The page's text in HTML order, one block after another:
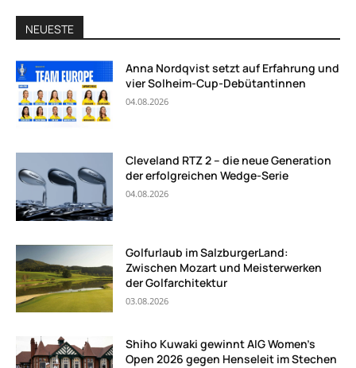
NEUESTE
Anna Nordqvist setzt auf Erfahrung und
vier Solheim-Cup-Debütantinnen
04.08.2026
Cleveland RTZ 2 – die neue Generation
der erfolgreichen Wedge-Serie
04.08.2026
Golfurlaub im SalzburgerLand:
Zwischen Mozart und Meisterwerken
der Golfarchitektur
03.08.2026
Shiho Kuwaki gewinnt AIG Women’s
Open 2026 gegen Henseleit im Stechen